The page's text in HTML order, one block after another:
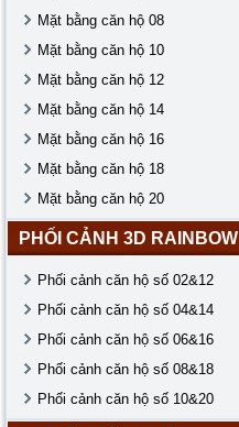
Mặt bằng căn hộ 08
Mặt bằng căn hộ 10
Mặt bằng căn hộ 12
Mặt bằng căn hộ 14
Mặt bằng căn hộ 16
Mặt bằng căn hộ 18
Mặt bằng căn hộ 20
PHỐI CẢNH 3D RAINBOW
Phối cảnh căn hộ số 02&12
Phối cảnh căn hộ số 04&14
Phối cảnh căn hộ số 06&16
Phối cảnh căn hộ số 08&18
Phối cảnh căn hộ số 10&20